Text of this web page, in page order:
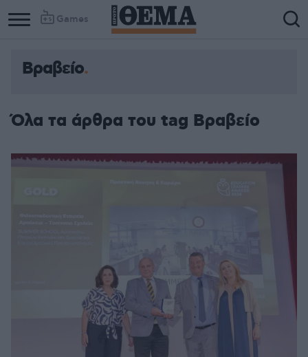
Games
Βραβείο
Όλα τα άρθρα του tag Βραβείο